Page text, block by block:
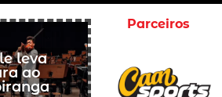
leva
ao
Parceiros